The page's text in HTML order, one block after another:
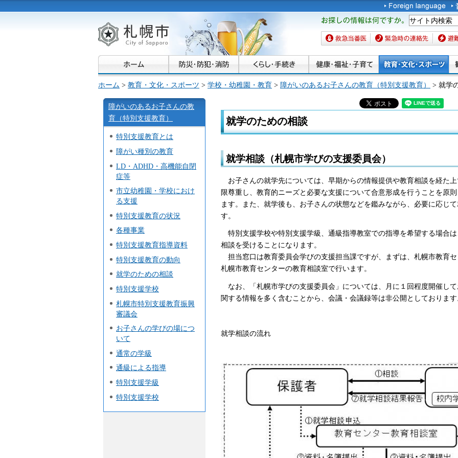
札幌市
お探しの情報は何です
か。
救急当番医 緊急時の連絡先 避難場
ホーム > 教育・文化・スポーツ > 学校・幼稚園・教育 > 障がいのあるお子さんの教育（特別支援教育） > 就学
障がいのあるお子さんの教
育（特別支援教育）
特別支援教育とは
障がい種別の教育
LD・ADHD・高機能自閉
症等
市立幼稚園・学校におけ
る支援
特別支援教育の状況
各種事業
特別支援教育指導資料
特別支援教育の動向
就学のための相談
特別支援学校
札幌市特別支援教育振興
審議会
お子さんの学びの場につ
いて
通常の学級
通級による指導
特別支援学級
特別支援学校
就学のための相談
就学相談（札幌市学びの支援委員会）
お子さんの就学先については、早期からの情報提供や教育相談を経た
限尊重し、教育的ニーズと必要な支援について合意形成を行うことを原
ます。
また、就学後も、お子さんの状態などを鑑みながら、必要に応じ
す。
特別支援学校や特別支援学級、通級指導教室での指導を希望する場合
相談を受けることになります。
担当窓口は教育委員会学びの支援担当課ですが、まずは、札幌市教育
札幌市教育センターの教育相談室で行います。
なお、「札幌市学びの支援委員会」については、月に１回程度開催し
関する情報を多く含むことから、会議・会議録等は非公開としておりま
就学相談の流れ